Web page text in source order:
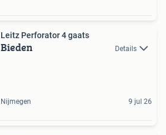
Leitz Perforator 4 gaats
Bieden Details
Nijmegen 9 jul 26